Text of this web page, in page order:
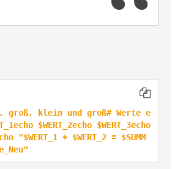
groß, klein und groß# Werte e
$WERT_2echo $WERT_3echo
+ $WERT_2 = $SUMM